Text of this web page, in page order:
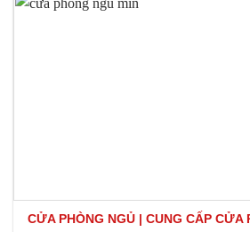
CỬA PHÒNG NGỦ | CUNG CẤP CỬA